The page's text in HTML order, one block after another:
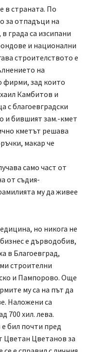
в страната. По
за отпадъци на
града са изсипани
и национални
строителството е
на
фирми, зад които
Камбитов и
с благоевградски
и бившият зам.-кмет
кметът решава
макар че
само част от
от съдия-
му да живее
но никога не
е дърводобив,
в Благоевград,
строителни
и Пампорово. Още
му са на път да
Наложени са
700 хил. лева.
бил почти пред
Цветан Цветанов за